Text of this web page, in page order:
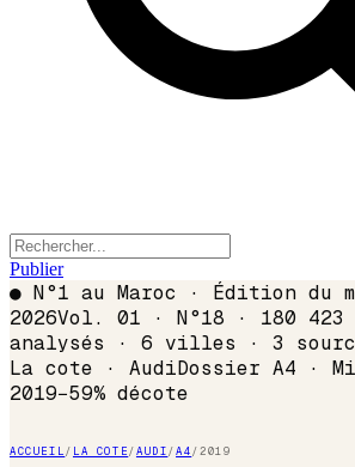
Publier
● N°1 au Maroc · Édition du
2026Vol. 01 · N°18 · 180 423
analysés · 6 villes · 3
La cote · AudiDossier A4 ·
2019−59% décote
ACCUEIL/ LA COTE/AUDI/A4/2019